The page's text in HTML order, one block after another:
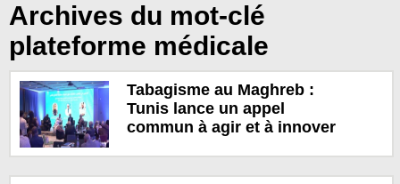
Archives du mot-clé
plateforme médicale
Tabagisme au Maghreb :
Tunis lance un appel
commun à agir et à innover